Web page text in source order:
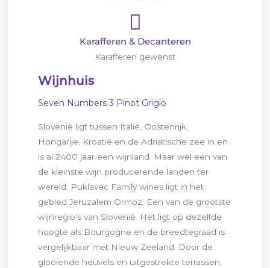
Karafferen & Decanteren
Karafferen gewenst
Wijnhuis
Seven Numbers 3 Pinot Grigio
Slovenië ligt tussen Italië, Oostenrijk,
Hongarije, Kroatië en de Adriatische zee in en
is al 2400 jaar een wijnland. Maar wel een van
de kleinste wijn producerende landen ter
wereld. Puklavec Family wines ligt in het
gebied Jeruzalem Ormoz. Een van de grootste
wijnregio’s van Slovenië. Het ligt op dezelfde
hoogte als Bourgogne en de breedtegraad is
vergelijkbaar met Nieuw Zeeland. Door de
glooiende heuvels en uitgestrekte terrassen,